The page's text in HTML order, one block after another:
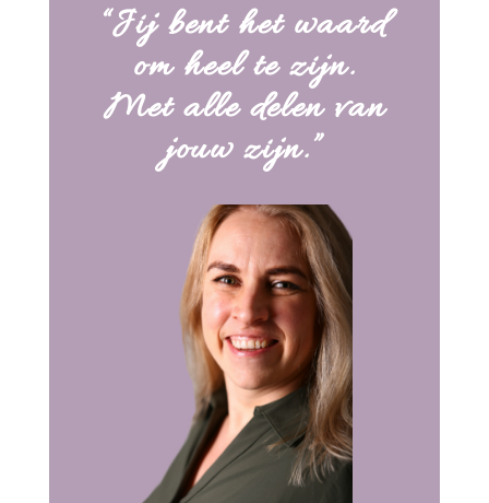
“Jij bent het waard
om heel te zijn.
Met alle delen van
jouw zijn.”